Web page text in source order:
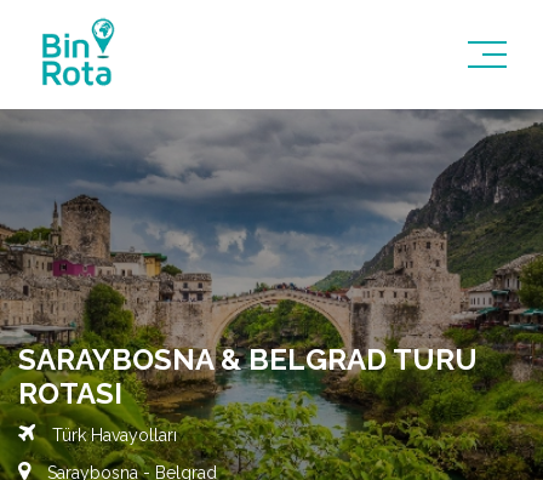
SARAYBOSNA & BELGRAD TURU
ROTASI
Türk Havayolları
Saraybosna - Belgrad